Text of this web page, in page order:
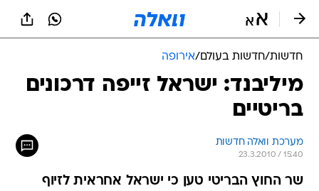
חדשות/חדשות בעולם/אירופה
מיליבנד: ישראל זייפה דרכונים
בריטיים
מערכת וואלה חדשות
23.3.2010 / 15:40
שר החוץ הבריטי טען כי ישראל אחראית לזיוף